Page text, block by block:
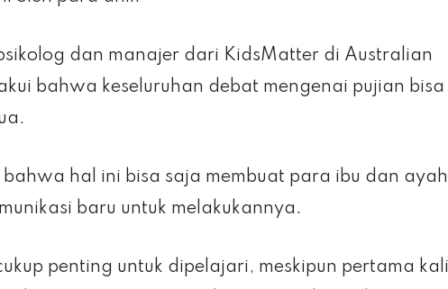
dan manajer dari KidsMatter di Australian
bahwa keseluruhan debat mengenai pujian bisa
hal ini bisa saja membuat para ibu dan ayah
baru untuk melakukannya.
penting untuk dipelajari, meskipun pertama kali